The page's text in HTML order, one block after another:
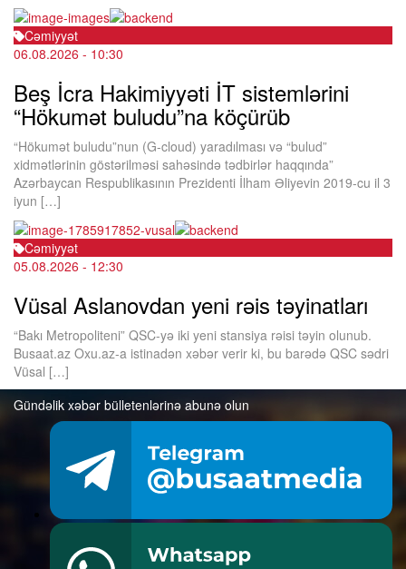
Cəmiyyət
06.08.2026 - 10:30
Beş İcra Hakimiyyəti İT sistemlərini
“Hökumət buludu”na köçürüb
“Hökumət buludu”nun (G-cloud) yaradılması və “bulud”
xidmətlərinin göstərilməsi sahəsində tədbirlər haqqında”
Azərbaycan Respublikasının Prezidenti İlham Əliyevin 2019-cu il 3
iyun […]
Cəmiyyət
05.08.2026 - 12:30
Vüsal Aslanovdan yeni rəis təyinatları
“Bakı Metropoliteni” QSC-yə iki yeni stansiya rəisi təyin olunub.
Busaat.az Oxu.az-a istinadən xəbər verir ki, bu barədə QSC sədri
Vüsal […]
Gündəlik xəbər bülletenlərinə abunə olun